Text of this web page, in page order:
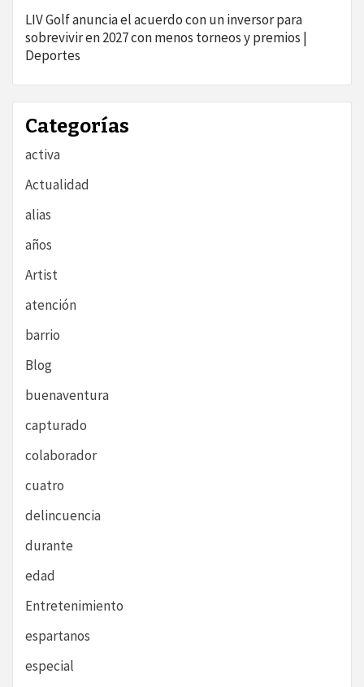
LIV Golf anuncia el acuerdo con un inversor para
sobrevivir en 2027 con menos torneos y premios |
Deportes
Categorías
activa
Actualidad
alias
años
Artist
atención
barrio
Blog
buenaventura
capturado
colaborador
cuatro
delincuencia
durante
edad
Entretenimiento
espartanos
especial